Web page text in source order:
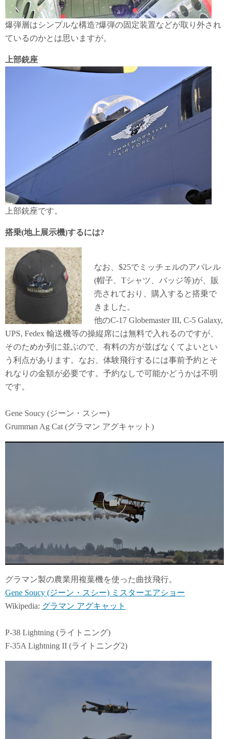
爆弾層はシンプルな構造?爆弾の固定装置などが取り外され
ているのかとは思いますが。
上部銃座
上部銃座です。
搭乗(地上展示機)するには?
なお、$25でミッチェルのアパレル
(帽子、Tシャツ、バッジ等)が、販
売されており、購入すると搭乗で
きました。
他のC-17 Globemaster III, C-5 Galaxy,
UPS, Fedex 輸送機等の操縦席には無料で入れるのですが、
そのためか列に並ぶので、有料の方が並ばなくてよいとい
う利点があります。なお、体験飛行するには事前予約とそ
れなりの金額が必要です。予約なしで可能かどうかは不明
です。
Gene Soucy (ジーン・スシー)
Grumman Ag Cat (グラマン アグキャット)
グラマン製の農業用複葉機を使った曲技飛行。
Gene Soucy (ジーン・スシー) ミスターエアショー
Wikipedia: グラマン アグキャット
P-38 Lightning (ライトニング)
F-35A Lightning II (ライトニング2)